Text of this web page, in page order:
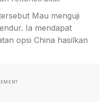
Mau menguji
Ia mendapat
opsi China hasilkan